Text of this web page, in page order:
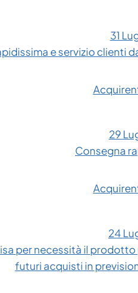
31
e servizio clienti
29
Consegna
24
per necessità il
futuri acquisti in